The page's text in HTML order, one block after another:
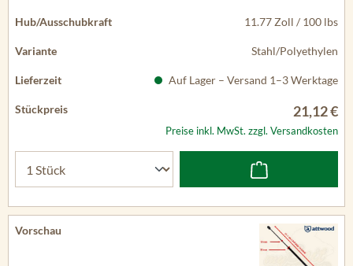
11.77 Zoll / 100 lbs
Stahl/Polyethylen
Auf Lager – Versand 1–3 Werktage
21,12 €
Preise inkl. MwSt. zzgl. Versandkosten